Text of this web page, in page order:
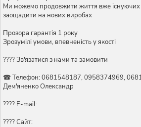
Ми можемо продовжити життя вже існуючих
заощадити на нових виробах
Прозора гарантія 1 року
Зрозумілі умови, впевненість у якості
???? Зв'язатися з нами та замовити
☎ Телефон: 0681548187, 0958374969,
Дем'яненко Олександр
???? E-mail:
???? Сайт: